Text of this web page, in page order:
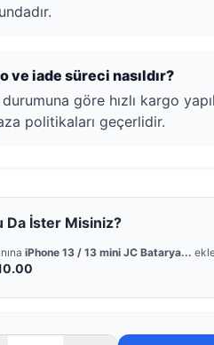
ve iade süreci nasıldır?
göre hızlı kargo
politikaları geçerlidir.
Da İster Misiniz?
iPhone 13 / 13 mini JC Batarya...